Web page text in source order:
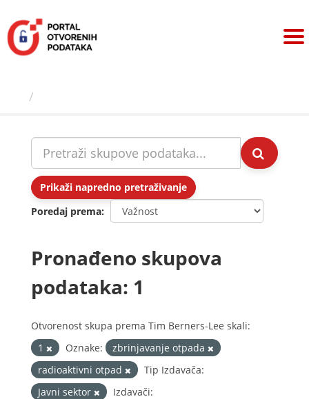
sadržaj
Prikaži napredno pretraživanje
Poredaj prema
Pronađeno skupova
podataka: 1
Otvorenost skupa prema Tim Berners-Lee skali:
1
Oznake:
zbrinjavanje otpada
radioaktivni otpad
Tip Izdavača:
Javni sektor
Izdavači: